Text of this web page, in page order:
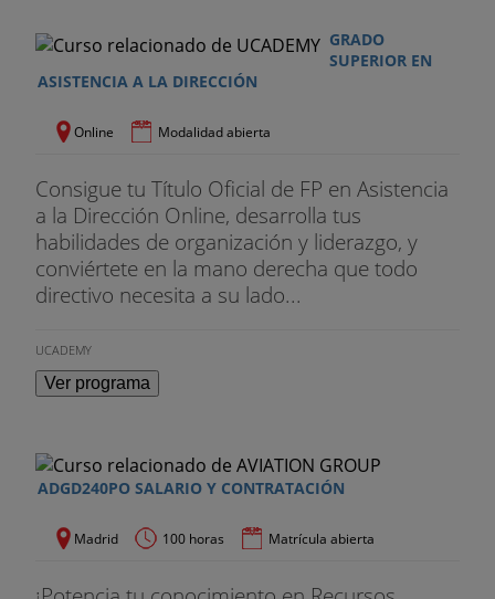
• Transferencia de tecnología
Innovation Conferences
Módulo 3. Enterpreneurship
El Emprendedor
• Características, motivaciones, entorno.
• Innovación y Emprendeduría
etapas iniciales.
• Business Plan Express. Caso de estudio.
• Networking para Emprendedores.
Estrategia Emprendedora
• Casos Estrategia: Gas-Gas, Amazon Kindle, TMC,
GRADO
SUPERIOR EN
ASISTENCIA A LA DIRECCIÓN
Online Modalidad abierta
Consigue tu Título Oficial de FP en Asistencia
a la Dirección Online, desarrolla tus
habilidades de organización y liderazgo, y
conviértete en la mano derecha que todo
directivo necesita a su lado...
UCADEMY
Ver programa
ADGD240PO SALARIO Y CONTRATACIÓN
Madrid 100 horas Matrícula abierta